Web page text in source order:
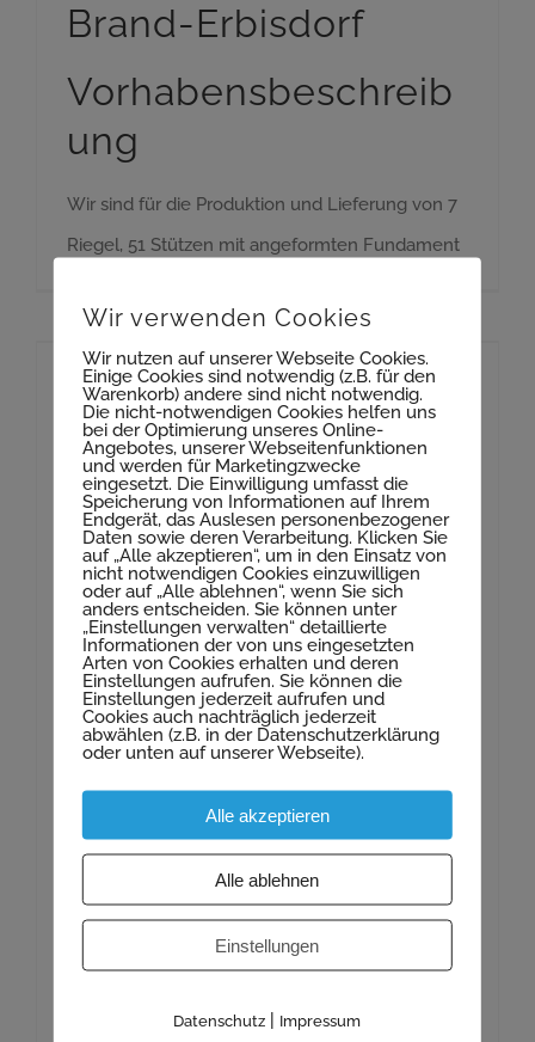
Brand-Erbisdorf
Vorhabensbeschreib
ung
Wir sind für die Produktion und Lieferung von 7
Riegel, 51 Stützen mit angeformten Fundament
MVS Großrössen
Sie haben Fragen zu
aktuellen Projekten?
KONTAKT AUFNEHMEN
MVS Großrössen
Vorhabensbeschreib
ung
Wir sind für die Produktion und Lieferung von 40
Sandwichelementen verantwortlich.
Projekt Details
DATUM
Wir verwenden Cookies
Wir nutzen auf unserer Webseite Cookies.
Einige Cookies sind notwendig (z.B. für den
Warenkorb) andere sind nicht notwendig.
Die nicht-notwendigen Cookies helfen uns
bei der Optimierung unseres Online-
Angebotes, unserer Webseitenfunktionen
und werden für Marketingzwecke
eingesetzt. Die Einwilligung umfasst die
Speicherung von Informationen auf Ihrem
Endgerät, das Auslesen personenbezogener
Daten sowie deren Verarbeitung. Klicken Sie
auf „Alle akzeptieren“, um in den Einsatz von
nicht notwendigen Cookies einzuwilligen
oder auf „Alle ablehnen“, wenn Sie sich
anders entscheiden. Sie können unter
„Einstellungen verwalten“ detaillierte
Informationen der von uns eingesetzten
Arten von Cookies erhalten und deren
Einstellungen aufrufen. Sie können die
Einstellungen jederzeit aufrufen und
Cookies auch nachträglich jederzeit
abwählen (z.B. in der Datenschutzerklärung
oder unten auf unserer Webseite).
Alle akzeptieren
Alle ablehnen
Einstellungen
Datenschutz Impressum